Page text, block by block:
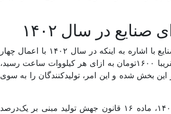
سید عباس حسینی، فعال حوزه فولاد، در مورد شرایط تامین برق صنایع با اشاره به اینکه در سال ۱۴۰۲ با اعمال چهار
دستورالعمل، قانون، ماده و تبصره، قیمت تمام‌شده انرژی سال به تقریبا ۱۶۰۰تومان به ازای هر کیلووات ساعت رسید،
بخش شده و این امر، تولیدکنندگان را به سوی
وی به ارائه‌‌ جزئیات دقیق‌‌‌تر در این باره پرداخت و گفت: در سال ۱۴۰۲، ماده ۱۶ قانون جهش تولید مبنی بر یک‌درصد